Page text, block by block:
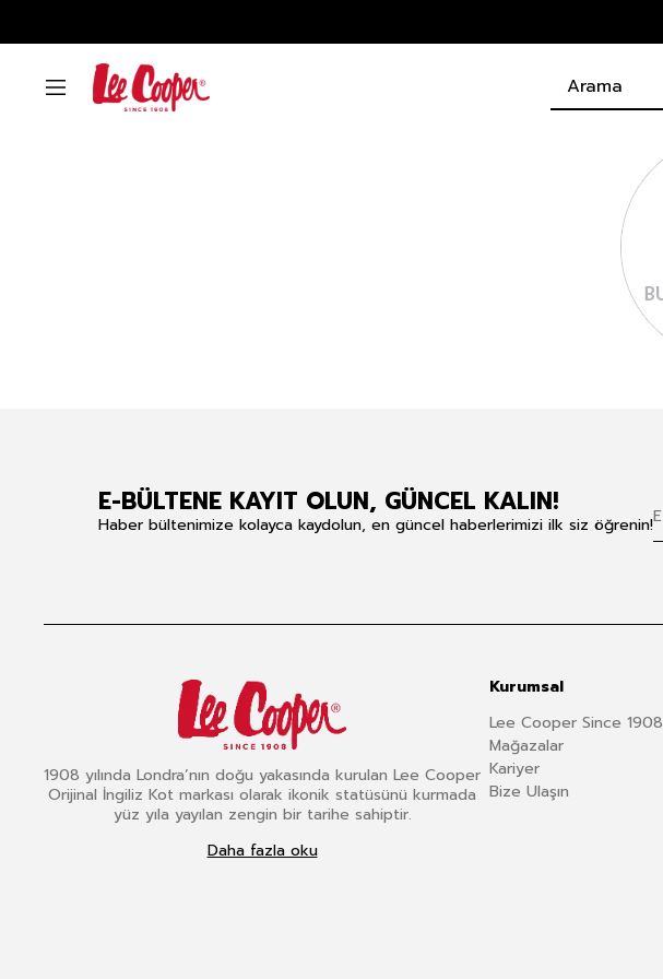
E-BÜLTENE KAYIT OLUN, GÜNCEL KALIN!
Haber bültenimize kolayca kaydolun, en güncel haberlerimizi ilk siz öğrenin!
1908 yılında Londra’nın doğu yakasında kurulan Lee Cooper
Orijinal İngiliz Kot markası olarak ikonik statüsünü kurmada
yüz yıla yayılan zengin bir tarihe sahiptir.
Daha fazla oku
Kurumsal
Lee Cooper Since 1908
Mağazalar
Kariyer
Bize Ulaşın